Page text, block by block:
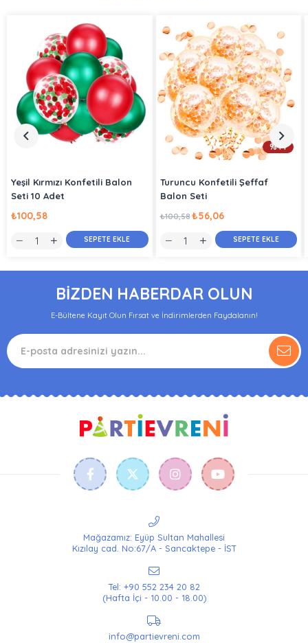
Yeşil Kırmızı Konfetili Balon
Seti 10 Adet
₺100,58
SEPETE EKLE
Turuncu Konfetili Şeffaf
Balon Seti
₺56,06
₺100,58
SEPETE EKLE
%44
BİZDEN HABERDAR OLUN
E-Bültene Kayıt Olun Fırsat ve İndirimlerden Faydalanın!
Mağazamız: Eyüp Sultan Mahallesi
Kızılay cad. No:67/A - Sancaktepe - İST
Tel: +90 552 234 20 82
(Hafta İçi - 10.00 - 18.00)
info@partievreni.com